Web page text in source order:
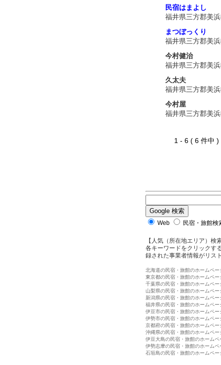
民宿はまよし
福井県三方郡美
まつぼっくり
福井県三方郡美
今村健治
福井県三方郡美
久太夫
福井県三方郡美
今村屋
福井県三方郡美
1 - 6 ( 6 件
Web 民宿・旅館検
【人気（所在地エリア）検
各キーワードをクリックす
録された事業者情報がリス
北海道の民宿・旅館のホームペー
東京都の民宿・旅館のホームペー
千葉県の民宿・旅館のホームペー
山梨県の民宿・旅館のホームペー
新潟県の民宿・旅館のホームペー
福井県の民宿・旅館のホームペー
伊豆市の民宿・旅館のホームペー
伊勢市の民宿・旅館のホームペー
京都府の民宿・旅館のホームペー
沖縄県の民宿・旅館のホームペー
伊豆大島の民宿・旅館のホームペ
伊勢志摩の民宿・旅館のホームペ
石垣島の民宿・旅館のホームペー